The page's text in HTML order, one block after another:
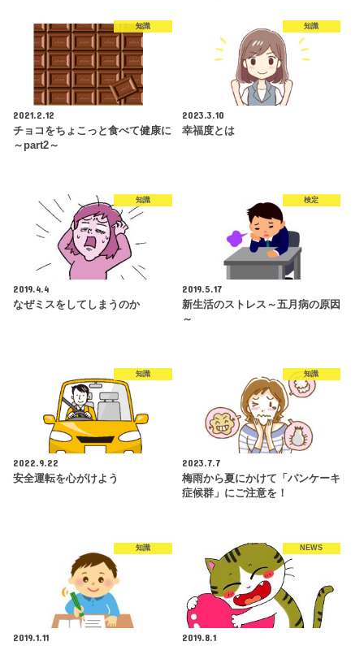
知識
2021.2.12
チョコをちょこっと食べて健康に
～part2～
知識
2023.3.10
幸福度とは
知識
2019.4.4
なぜミスをしてしまうのか
検定
2019.5.17
新生活のストレス～五月病の原因
～
知識
2022.9.22
安全運転を心がけよう
知識
2023.7.7
梅雨から夏にかけて「パンケーキ
症候群」にご注意を！
知識
2019.1.11
NEWS
2019.8.1